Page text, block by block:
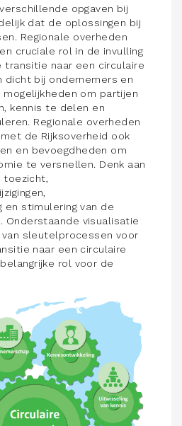
opgaven bij
dat de oplossingen bij
Regionale overheden
cruciale rol in de invulling
transitie naar een circulaire
dicht bij ondernemers en
om partijen
kennis te delen en
Regionale overheden
de Rijksoverheid ook
en bevoegdheden om
te versnellen. Denk aan
toezicht,
en stimulering van de
Onderstaande visualisatie
sleutelprocessen voor
naar een circulaire
rol voor de